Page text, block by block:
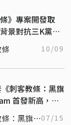
》專案開發取
景對抗三K黨，
10/09
刺客教條：黑旗
首發新高，單
元
：黑旗同07/15